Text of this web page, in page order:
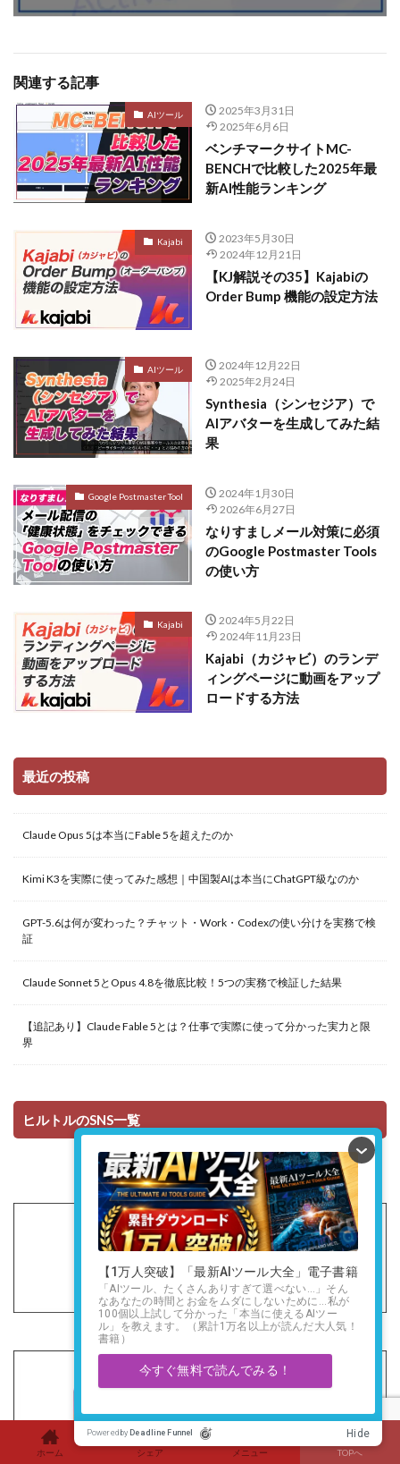
関連する記事
AIツール
2025年3月31日
2025年6月6日
ベンチマークサイトMC-
BENCHで比較した2025年最
新AI性能ランキング
Kajabi
2023年5月30日
2024年12月21日
【KJ解説その35】Kajabiの
Order Bump 機能の設定方法
AIツール
2024年12月22日
2025年2月24日
Synthesia（シンセジア）で
AIアバターを生成してみた結
果
Google Postmaster Tool
2024年1月30日
2026年6月27日
なりすましメール対策に必須
のGoogle Postmaster Tools
の使い方
Kajabi
2024年5月22日
2024年11月23日
Kajabi（カジャビ）のランデ
ィングページに動画をアップ
ロードする方法
最近の投稿
Claude Opus 5は本当にFable 5を超えたのか
Kimi K3を実際に使ってみた感想｜中国製AIは本当にChatGPT級なのか
GPT-5.6は何が変わった？チャット・Work・Codexの使い分けを実務で検
証
Claude Sonnet 5とOpus 4.8を徹底比較！5つの実務で検証した結果
【追記あり】Claude Fable 5とは？仕事で実際に使って分かった実力と限
界
ヒルトルのSNS一覧
ホーム シェア メニュー TOPへ